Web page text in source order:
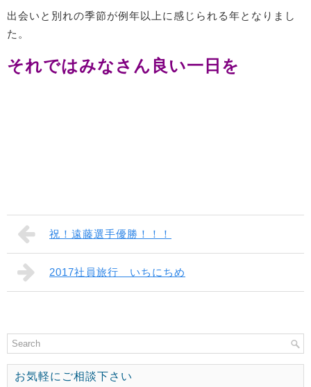
出会いと別れの季節が例年以上に感じられる年となりまし
た。
それではみなさん良い一日を
祝！遠藤選手優勝！！！
2017社員旅行 いちにちめ
お気軽にご相談下さい